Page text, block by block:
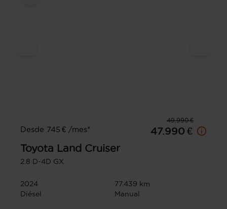
49.990 €
Desde 745 € /mes*
47.990 €
Toyota Land Cruiser
2.8 D-4D GX
2024
77.439 km
Diésel
Manual